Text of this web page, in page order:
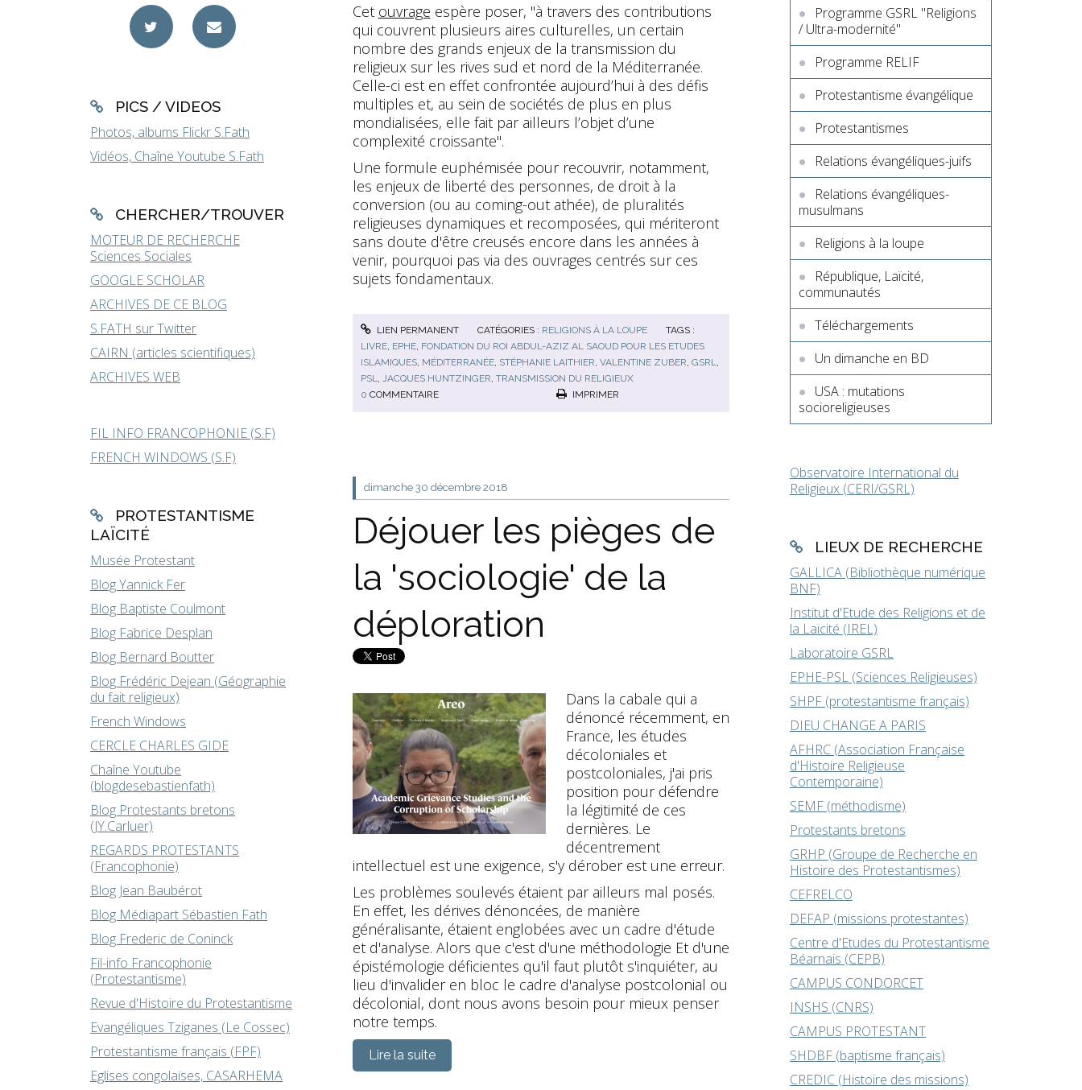
PICS / VIDEOS
Photos, albums Flickr S.Fath
Vidéos, Chaîne Youtube S.Fath
CHERCHER/TROUVER
MOTEUR DE RECHERCHE
Sciences Sociales
GOOGLE SCHOLAR
ARCHIVES DE CE BLOG
S.FATH sur Twitter
CAIRN (articles scientifiques)
ARCHIVES WEB
FIL INFO FRANCOPHONIE (S.F)
FRENCH WINDOWS (S.F)
PROTESTANTISME
LAÏCITÉ
Musée Protestant
Blog Yannick Fer
Blog Baptiste Coulmont
Blog Fabrice Desplan
Blog Bernard Boutter
Blog Frédéric Dejean (Géographie
du fait religieux)
French Windows
CERCLE CHARLES GIDE
Chaîne Youtube
(blogdesebastienfath)
Blog Protestants bretons
(JY.Carluer)
REGARDS PROTESTANTS
(Francophonie)
Blog Jean Baubérot
Blog Médiapart Sébastien Fath
Blog Frederic de Coninck
Fil-info Francophonie
(Protestantisme)
Revue d'Histoire du Protestantisme
Evangéliques Tziganes (Le Cossec)
Protestantisme français (FPF)
Eglises congolaises, CASARHEMA
Cet ouvrage espère poser, "à travers des contributions
qui couvrent plusieurs aires culturelles, un certain
nombre des grands enjeux de la transmission du
religieux sur les rives sud et nord de la Méditerranée.
Celle-ci est en effet confrontée aujourd’hui à des défis
multiples et, au sein de sociétés de plus en plus
mondialisées, elle fait par ailleurs l’objet d’une
complexité croissante".
Une formule euphémisée pour recouvrir, notamment,
les enjeux de liberté des personnes, de droit à la
conversion (ou au coming-out athée), de pluralités
religieuses dynamiques et recomposées, qui mériteront
sans doute d'être creusés encore dans les années à
venir, pourquoi pas via des ouvrages centrés sur ces
sujets fondamentaux.
LIEN PERMANENT CATÉGORIES : RELIGIONS À LA LOUPE
TAGS :
LIVRE, EPHE, FONDATION DU ROI ABDUL-AZIZ AL SAOUD POUR LES ETUDES
ISLAMIQUES, MÉDITERRANÉE, STÉPHANIE LAITHIER, VALENTINE ZUBER, GSRL,
PSL, JACQUES HUNTZINGER, TRANSMISSION DU RELIGIEUX
0 COMMENTAIRE IMPRIMER
dimanche 30 décembre 2018
Déjouer les pièges de
la 'sociologie' de la
déploration
Dans la cabale qui a
dénoncé récemment, en
France, les études
décoloniales et
postcoloniales, j'ai pris
position pour défendre
la légitimité de ces
dernières. Le
décentrement
intellectuel est une exigence, s'y dérober est une erreur.
Les problèmes soulevés étaient par ailleurs mal posés.
En effet, les dérives dénoncées, de manière
généralisante, étaient englobées avec un cadre d'étude
et d'analyse. Alors que c'est d'une méthodologie Et d'une
épistémologie déficientes qu'il faut plutôt s'inquiéter, au
lieu d'invalider en bloc le cadre d'analyse postcolonial ou
décolonial, dont nous avons besoin pour mieux penser
notre temps.
Lire la suite
Programme GSRL "Religions
/ Ultra-modernité"
Programme RELIF
Protestantisme évangélique
Protestantismes
Relations évangéliques-juifs
Relations évangéliques-
musulmans
Religions à la loupe
République, Laïcité,
communautés
Téléchargements
Un dimanche en BD
USA : mutations
socioreligieuses
Observatoire International du
Religieux (CERI/GSRL)
LIEUX DE RECHERCHE
GALLICA (Bibliothèque numérique
BNF)
Institut d'Etude des Religions et de
la Laïcité (IREL)
Laboratoire GSRL
EPHE-PSL (Sciences Religieuses)
SHPF (protestantisme français)
DIEU CHANGE A PARIS
AFHRC (Association Française
d'Histoire Religieuse
Contemporaine)
SEMF (méthodisme)
Protestants bretons
GRHP (Groupe de Recherche en
Histoire des Protestantismes)
CEFRELCO
DEFAP (missions protestantes)
Centre d'Etudes du Protestantisme
Béarnais (CEPB)
CAMPUS CONDORCET
INSHS (CNRS)
CAMPUS PROTESTANT
SHDBF (baptisme français)
CREDIC (Histoire des missions)